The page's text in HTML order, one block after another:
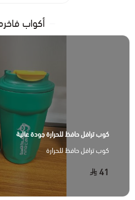
أكواب فاخره
كوب ترافل حافظ للحرارة جودة عالية
كوب ترافل حافظ للحرارة
41